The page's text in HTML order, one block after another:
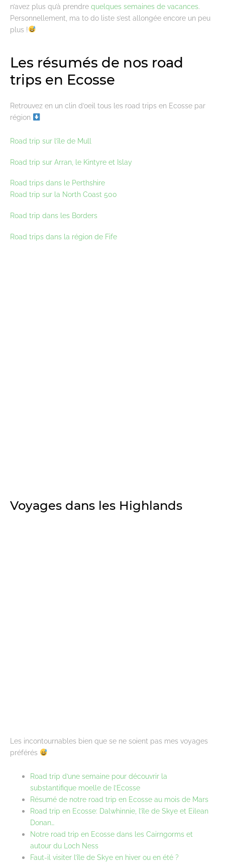
n’avez plus qu’à prendre quelques semaines de vacances.
Personnellement, ma to do liste s’est allongée encore un peu
plus !
Les résumés de nos road
trips en Ecosse
Retrouvez en un clin d’oeil tous les road trips en Ecosse par
région
Road trip sur l’île de Mull
Road trip sur Arran, le Kintyre et Islay
Road trips dans le Perthshire
Road trip sur la North Coast 500
Road trip dans les Borders
Road trips dans la région de Fife
Voyages dans les Highlands
Les incontournables bien que se ne soient pas mes voyages
préférés
Road trip d’une semaine pour découvrir la
substantifique moelle de l’Ecosse
Résumé de notre road trip en Ecosse au mois de Mars
Road trip en Ecosse: Dalwhinnie, l’île de Skye et Eilean
Donan…
Notre road trip en Ecosse dans les Cairngorms et
autour du Loch Ness
Faut-il visiter l’île de Skye en hiver ou en été ?